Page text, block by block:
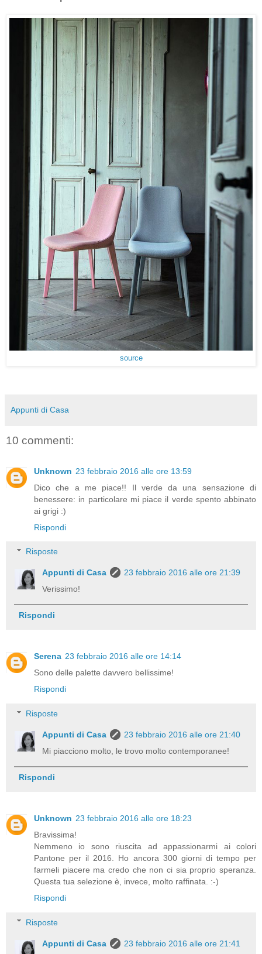
source
Appunti di Casa
10 commenti:
Unknown 23 febbraio 2016 alle ore 13:59
Dico che a me piace!! Il verde da una sensazione di
benessere: in particolare mi piace il verde spento abbinato
ai grigi :)
Rispondi
Risposte
Appunti di Casa
23 febbraio 2016 alle ore 21:39
Verissimo!
Rispondi
Serena 23 febbraio 2016 alle ore 14:14
Sono delle palette davvero bellissime!
Rispondi
Risposte
Appunti di Casa
23 febbraio 2016 alle ore 21:40
Mi piacciono molto, le trovo molto contemporanee!
Rispondi
Unknown 23 febbraio 2016 alle ore 18:23
Bravissima!
Nemmeno io sono riuscita ad appassionarmi ai colori
Pantone per il 2016. Ho ancora 300 giorni di tempo per
farmeli piacere ma credo che non ci sia proprio speranza.
Questa tua selezione è, invece, molto raffinata. :-)
Rispondi
Risposte
Appunti di Casa
23 febbraio 2016 alle ore 21:41